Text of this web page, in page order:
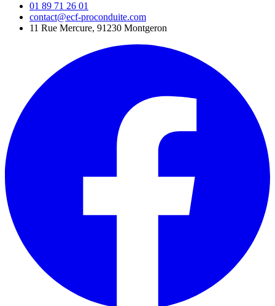
01 89 71 26 01
contact@ecf-proconduite.com
11 Rue Mercure, 91230 Montgeron